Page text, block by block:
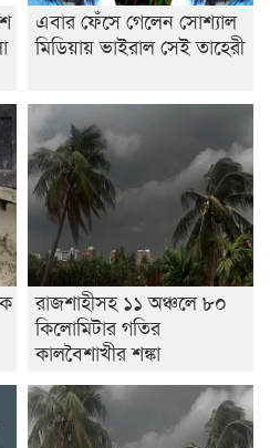
এবার ফেঁসে গেলেন সোশ্যাল
মিডিয়ায় ভাইরাল সেই তাহেরী
রাজশাহীসহ ১১ অঞ্চলে ৮০
কিলোমিটার গতির
কালবৈশাখীর শঙ্কা